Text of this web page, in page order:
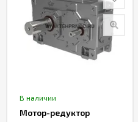
В наличии
Мотор-редуктор